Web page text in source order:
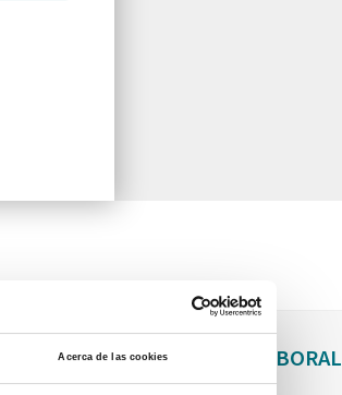
Acerca de las cookies
ALTA INSERCIÓN LABORAL